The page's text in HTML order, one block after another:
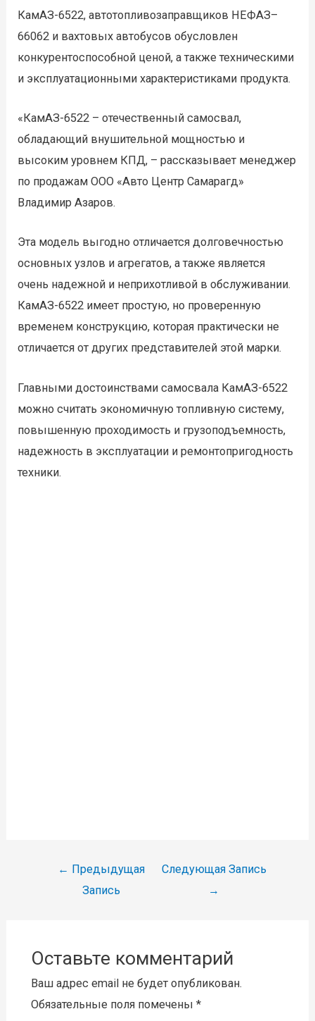
КамАЗ-6522, автотопливозаправщиков НЕФАЗ–
66062 и вахтовых автобусов обусловлен
конкурентоспособной ценой, а также техническими
и эксплуатационными характеристиками продукта.
«КамАЗ-6522 – отечественный самосвал,
обладающий внушительной мощностью и
высоким уровнем КПД, – рассказывает менеджер
по продажам ООО «Авто Центр Самарагд»
Владимир Азаров.
Эта модель выгодно отличается долговечностью
основных узлов и агрегатов, а также является
очень надежной и неприхотливой в обслуживании.
КамАЗ-6522 имеет простую, но проверенную
временем конструкцию, которая практически не
отличается от других представителей этой марки.
Главными достоинствами самосвала КамАЗ-6522
можно считать экономичную топливную систему,
повышенную проходимость и грузоподъемность,
надежность в эксплуатации и ремонтопригодность
техники.
Навигация
← Предыдущая
Запись
Следующая Запись
→
Оставьте комментарий
Ваш адрес email не будет опубликован.
Обязательные поля помечены *